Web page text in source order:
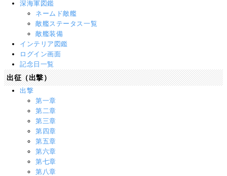
深海軍図鑑
ネームド敵艦
敵艦ステータス一覧
敵艦装備
インテリア図鑑
ログイン画面
記念日一覧
出征（出撃）
出撃
第一章
第二章
第三章
第四章
第五章
第六章
第七章
第八章